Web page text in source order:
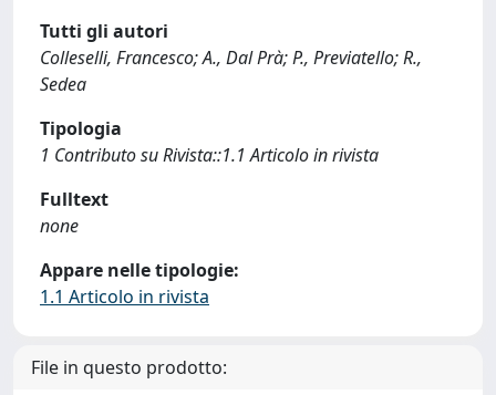
Tutti gli autori
Colleselli, Francesco; A., Dal Prà; P., Previatello; R.,
Sedea
Tipologia
1 Contributo su Rivista::1.1 Articolo in rivista
Fulltext
none
Appare nelle tipologie:
1.1 Articolo in rivista
File in questo prodotto: